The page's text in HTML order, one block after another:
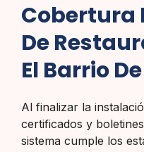
Cobertura
De
El Barrio
Al finalizar la
certificados y
sistema cumple los